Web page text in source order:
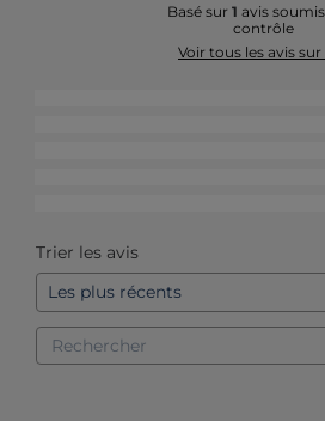
Basé sur 1 avis
contrôle
Voir tous les avis sur
Trier les avis